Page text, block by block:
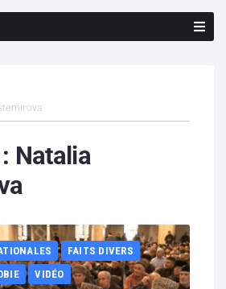
Natalia
FAITS DIVERS
VIDÉO